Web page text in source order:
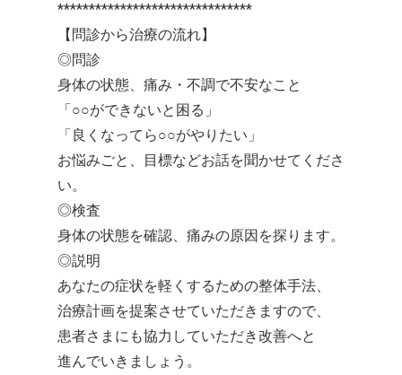
*******************************
【問診から治療の流れ】
◎問診
身体の状態、痛み・不調で不安なこと
「○○ができないと困る」
「良くなってら○○がやりたい」
お悩みごと、目標などお話を聞かせてくださ
い。
◎検査
身体の状態を確認、痛みの原因を探ります。
◎説明
あなたの症状を軽くするための整体手法、
治療計画を提案させていただきますので、
患者さまにも協力していただき改善へと
進んでいきましょう。